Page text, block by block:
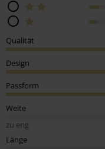
Qualität
Design
Passform
Weite
zu eng
Länge